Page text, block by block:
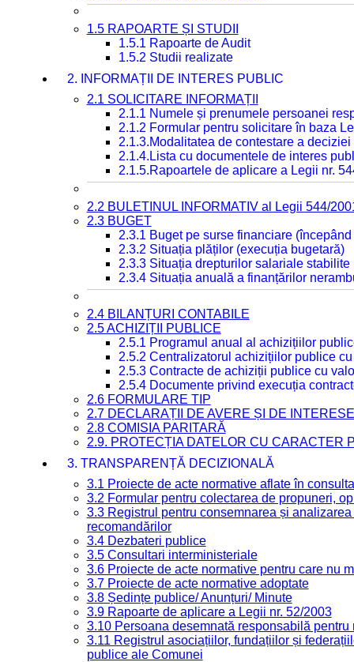
1.5 RAPOARTE ȘI STUDII
1.5.1 Rapoarte de Audit
1.5.2 Studii realizate
2. INFORMAȚII DE INTERES PUBLIC
2.1 SOLICITARE INFORMAȚII
2.1.1 Numele și prenumele persoanei
2.1.2 Formular pentru solicitare în baza
2.1.3.Modalitatea de contestare a
2.1.4.Lista cu documentele de interes
2.1.5.Rapoartele de aplicare a Legii nr.
2.2 BULETINUL INFORMATIV al Legii 544/
2.3 BUGET
2.3.1 Buget pe surse financiare
2.3.2 Situația plăților (execuția bugetară)
2.3.3 Situația drepturilor salariale
2.3.4 Situația anuală a finanțărilor
2.4 BILANȚURI CONTABILE
2.5 ACHIZIȚII PUBLICE
2.5.1 Programul anual al achizițiilor
2.5.2 Centralizatorul achizițiilor publice
2.5.3 Contracte de achiziții publice cu
2.5.4 Documente privind execuția
2.6 FORMULARE TIP
2.7 DECLARAȚII DE AVERE ȘI DE INTERESE
2.8 COMISIA PARITARĂ
2.9. PROTECȚIA DATELOR CU CARACTER
3. TRANSPARENȚĂ DECIZIONALĂ
3.1 Proiecte de acte normative aflate în
3.2 Formular pentru colectarea de propuneri,
3.3 Registrul pentru consemnarea și
recomandărilor
3.4 Dezbateri publice
3.5 Consultari interministeriale
3.6 Proiecte de acte normative pentru care nu
3.7 Proiecte de acte normative adoptate
3.8 Ședințe publice/ Anunțuri/ Minute
3.9 Rapoarte de aplicare a Legii nr. 52/2003
3.10 Persoana desemnată responsabilă
3.11 Registrul asociațiilor, fundațiilor și
publice ale Comunei